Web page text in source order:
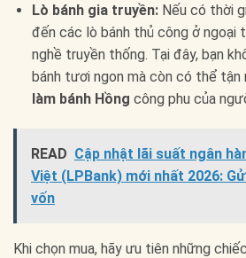
Lò bánh gia truyền:Nếu có thời
đến các lò bánh thủ công ở ngoại
nghề truyền thống. Tại đây, bạn
bánh tươi ngon mà còn có thể tận
làm bánh Hồng công phu của
READ Cập nhật lãi suất ngân
Việt (LPBank) mới nhất 2026:
vốn
Khi chọn mua, hãy ưu tiên những